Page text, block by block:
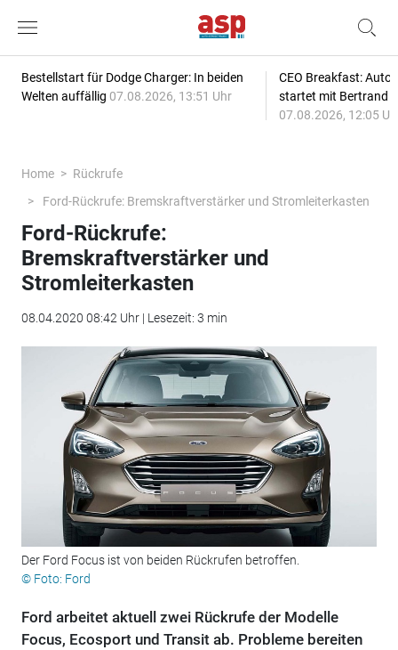
Bestellstart für Dodge Charger: In beiden
Welten auffällig 07.08.2026, 13:51 Uhr
CEO Breakfast:
startet mit Bertrand
07.08.2026, 12:05
Home
Rückrufe
Ford-Rückrufe: Bremskraftverstärker und Stromleiterkasten
Ford-Rückrufe:
Bremskraftverstärker und
Stromleiterkasten
08.04.2020 08:42 Uhr | Lesezeit: 3 min
Der Ford Focus ist von beiden Rückrufen betroffen.
© Foto: Ford
Ford arbeitet aktuell zwei Rückrufe der Modelle
Focus, Ecosport und Transit ab. Probleme bereiten